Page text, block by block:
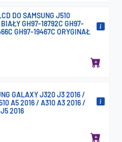
DO SAMSUNG J510
GH97-18792C GH97-
GH97-19467C ORYGINAŁ
GALAXY J320 J3 2016 /
A5 2016 / A310 A3 2016 /
2016